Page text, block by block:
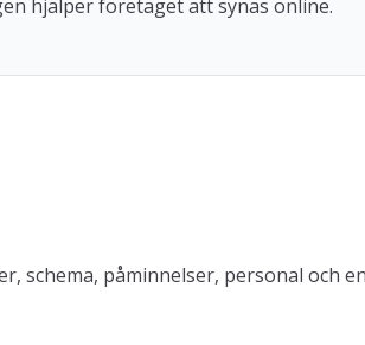
hjälper företaget att synas online.
schema, påminnelser, personal och